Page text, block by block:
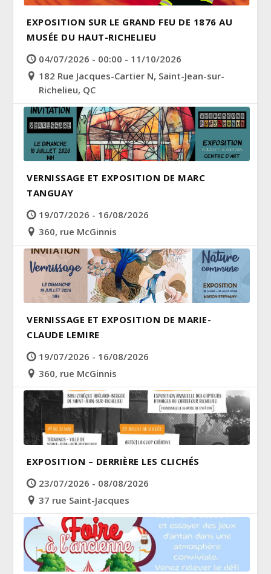
EXPOSITION SUR LE GRAND FEU DE 1876 AU
MUSÉE DU HAUT-RICHELIEU
04/07/2026 - 00:00 - 11/10/2026
182 Rue Jacques-Cartier N, Saint-Jean-sur-
Richelieu, QC
VERNISSAGE ET EXPOSITION DE MARC
TANGUAY
19/07/2026 - 16/08/2026
360, rue McGinnis
VERNISSAGE ET EXPOSITION DE MARIE-
CLAUDE LEMIRE
19/07/2026 - 16/08/2026
360, rue McGinnis
EXPOSITION – DERRIÈRE LES CLICHÉS
23/07/2026 - 08/08/2026
37 rue Saint-Jacques